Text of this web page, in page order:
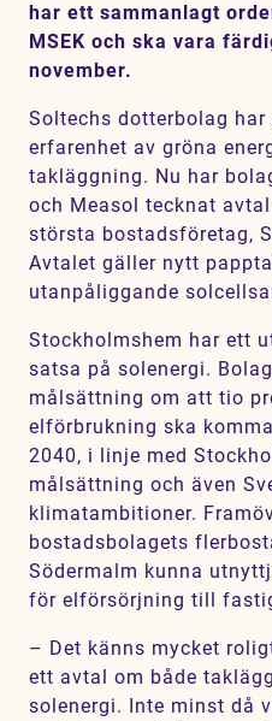
Karriär
Jobb
Kontakt
EN
har ett sammanlagt
MSEK och ska vara
november.
Soltechs dotterbolag har
erfarenhet av gröna
takläggning. Nu har
och Measol tecknat
största bostadsföretag,
Avtalet gäller nytt
utanpåliggande
Stockholmshem har ett
satsa på solenergi.
målsättning om att tio
elförbrukning ska
2040, i linje med
målsättning och även
klimatambitioner.
bostadsbolagets
Södermalm kunna
för elförsörjning till
– Det känns mycket
ett avtal om både
solenergi. Inte minst då